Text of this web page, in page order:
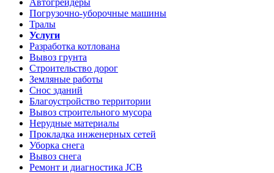
Автогрейдеры
Погрузочно-уборочные машины
Тралы
Услуги
Разработка котлована
Вывоз грунта
Строительство дорог
Земляные работы
Снос зданий
Благоустройство территории
Вывоз строительного мусора
Нерудные материалы
Прокладка инженерных сетей
Уборка снега
Вывоз снега
Ремонт и диагностика JCB